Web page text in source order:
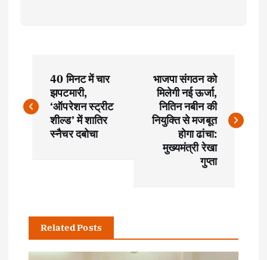
o
a
v
40 मिनट में चार
झपटमारी,
‘ऑपरेशन स्ट्रीट
शील्ड’ में शातिर
स्नैचर दबोचा
भाजपा संगठन को
मिलेगी नई ऊर्जा,
नितिन नबीन की
नियुक्ति से मजबूत
होगा ढांचा:
मुख्यमंत्री रेखा
गुप्ता
Related Posts